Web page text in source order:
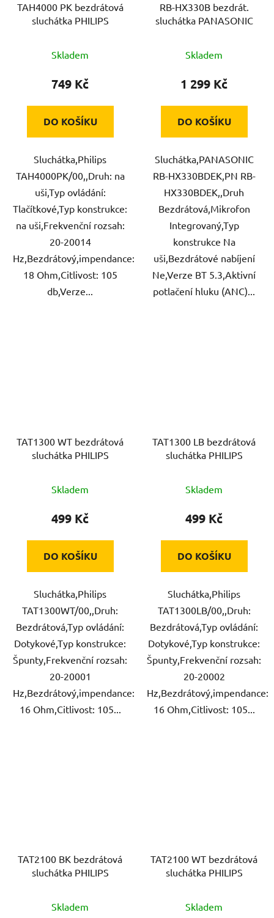
TAH4000 PK bezdrátová
sluchátka PHILIPS
Skladem
749 Kč
DO KOŠÍKU
Sluchátka,Philips
TAH4000PK/00,,Druh: na
uši,Typ ovládání:
Tlačítkové,Typ konstrukce:
na uši,Frekvenční rozsah:
20-20014
Hz,Bezdrátový,impendance:
18 Ohm,Citlivost: 105
db,Verze...
RB-HX330B bezdrát.
sluchátka PANASONIC
Skladem
1 299 Kč
DO KOŠÍKU
Sluchátka,PANASONIC
RB-HX330BDEK,PN RB-
HX330BDEK,,Druh
Bezdrátová,Mikrofon
Integrovaný,Typ
konstrukce Na
uši,Bezdrátové nabíjení
Ne,Verze BT 5.3,Aktivní
potlačení hluku (ANC)...
TAT1300 WT bezdrátová
sluchátka PHILIPS
Skladem
499 Kč
DO KOŠÍKU
Sluchátka,Philips
TAT1300WT/00,,Druh:
Bezdrátová,Typ ovládání:
Dotykové,Typ konstrukce:
Špunty,Frekvenční rozsah:
20-20001
Hz,Bezdrátový,impendance:
16 Ohm,Citlivost: 105...
TAT1300 LB bezdrátová
sluchátka PHILIPS
Skladem
499 Kč
DO KOŠÍKU
Sluchátka,Philips
TAT1300LB/00,,Druh:
Bezdrátová,Typ ovládání:
Dotykové,Typ konstrukce:
Špunty,Frekvenční rozsah:
20-20002
Hz,Bezdrátový,impendance:
16 Ohm,Citlivost: 105...
TAT2100 BK bezdrátová
sluchátka PHILIPS
Skladem
TAT2100 WT bezdrátová
sluchátka PHILIPS
Skladem